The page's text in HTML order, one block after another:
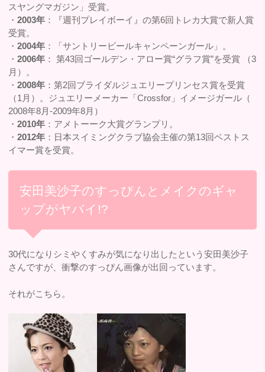
スヤングマガジン」受賞。
・2003年 ：『週刊プレイボーイ』の第6回トレカ大賞で新人賞
受賞。
・2004年 ：「サントリービールキャンペーンガール」。
・2006年 ： 第43回ゴールデン・アロー賞“グラフ賞”を受賞 （3
月）。
・2008年 ：第2回ブライダルジュエリープリンセス賞を受賞
（1月）。ジュエリーメーカー「Crossfor」イメージガール（
2008年8月-2009年8月）
・2010年 ：アメトーーク大賞グランプリ。
・2012年 ：日本スイミングクラブ協会主催の第13回ベストス
イマー賞を受賞。
安田美沙子のすっぴんとメイクのギャ
ップがヤバイ!?
30代になりシミやくすみが気になり出したという安田美沙子
さんですが、衝撃のすっぴん画像が出回っています。
それがこちら。